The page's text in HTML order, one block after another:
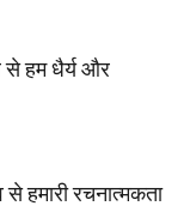
हम धैर्य और
हमारी रचनात्मकता